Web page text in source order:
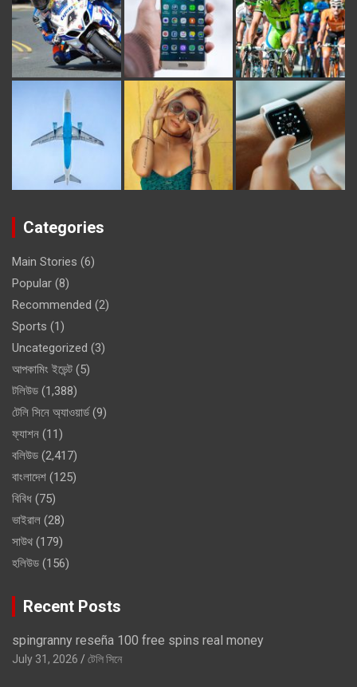
Categories
Main Stories (6)
Popular (8)
Recommended (2)
Sports (1)
Uncategorized (3)
আপকামিং ইভেন্ট (5)
টলিউড (1,388)
টেলি সিনে অ্যাওয়ার্ড(9)
ফ্যাশন (11)
বলিউড (2,417)
বাংলাদেশ (125)
বিবিধ (75)
ভাইরাল (28)
সাউথ (179)
হলিউড (156)
Recent Posts
spingranny reseña 100 free spins real money
July 31, 2026 টেলি সিনে